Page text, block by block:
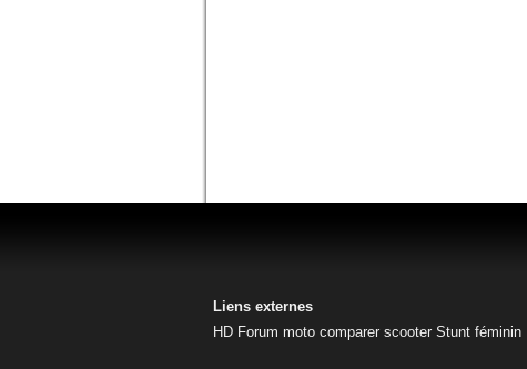
Liens externes
HD Forum moto comparer scooter Stunt féminin